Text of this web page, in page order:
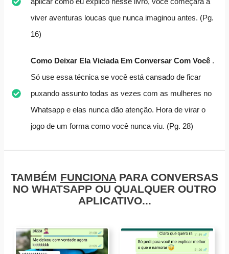
viver aventuras loucas que nunca imaginou antes. (Pg.
16)
Como Deixar Ela Viciada Em Conversar Com Você .
Só use essa técnica se você está cansado de ficar
puxando assunto todas as vezes com as mulheres no
Whatsapp e elas nunca dão atenção. Hora de virar o
jogo de um forma como você nunca viu. (Pg. 28)
TAMBÉM FUNCIONA PARA CONVERSAS
NO WHATSAPP OU QUALQUER OUTRO
APLICATIVO...